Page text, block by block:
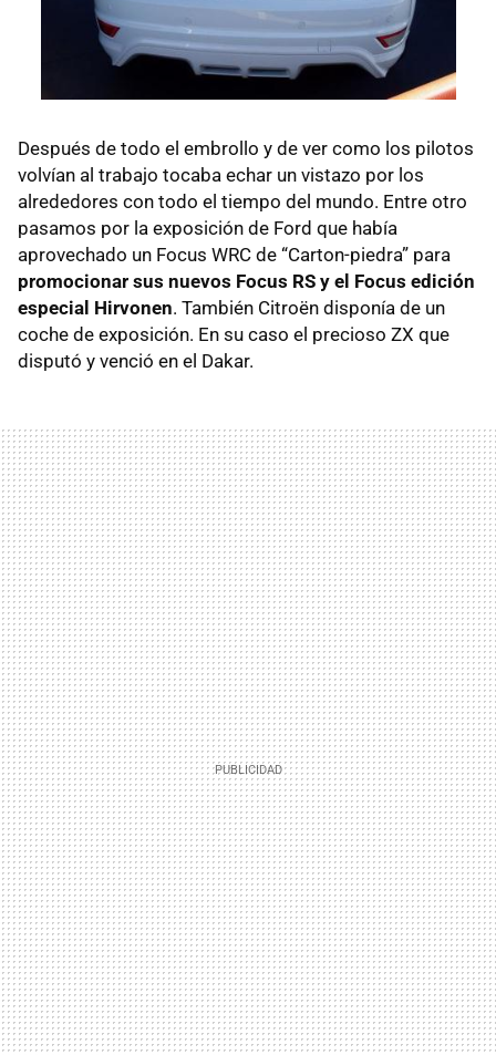
Después de todo el embrollo y de ver como los pilotos
volvían al trabajo tocaba echar un vistazo por los
alrededores con todo el tiempo del mundo. Entre otro
pasamos por la exposición de Ford que había
aprovechado un Focus WRC de “Carton-piedra” para
promocionar sus nuevos Focus RS y el Focus edición
especial Hirvonen. También Citroën disponía de un
coche de exposición. En su caso el precioso ZX que
disputó y venció en el Dakar.